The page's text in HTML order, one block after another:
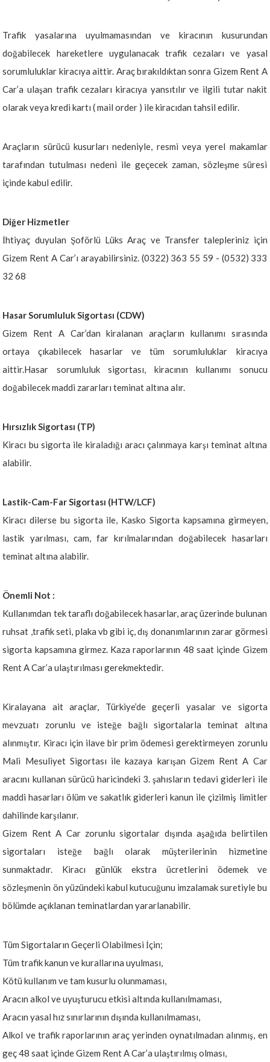
Trafik yasalarına uyulmamasından ve kiracının kusurundan
doğabilecek hareketlere uygulanacak trafik cezaları ve yasal
sorumluluklar kiracıya aittir. Araç bırakıldıktan sonra Gizem Rent A
Car’a ulaşan trafik cezaları kiracıya yansıtılır ve ilgili tutar nakit
olarak veya kredi kartı ( mail order ) ile kiracıdan tahsil edilir.
Araçların sürücü kusurları nedeniyle, resmi veya yerel makamlar
tarafından tutulması nedeni ile geçecek zaman, sözleşme süresi
içinde kabul edilir.
Diğer Hizmetler
İhtiyaç duyulan Şoförlü Lüks Araç ve Transfer talepleriniz için
Gizem Rent A Car’ı arayabilirsiniz. (0322) 363 55 59 - (0532) 333
32 68
Hasar Sorumluluk Sigortası (CDW)
Gizem Rent A Car’dan kiralanan araçların kullanımı sırasında
ortaya çıkabilecek hasarlar ve tüm sorumluluklar kiracıya
aittir.Hasar sorumluluk sigortası, kiracının kullanımı sonucu
doğabilecek maddi zararları teminat altına alır.
Hırsızlık Sigortası (TP)
Kiracı bu sigorta ile kiraladığı aracı çalınmaya karşı teminat altına
alabilir.
Lastik-Cam-Far Sigortası (HTW/LCF)
Kiracı dilerse bu sigorta ile, Kasko Sigorta kapsamına girmeyen,
lastik yarılması, cam, far kırılmalarından doğabilecek hasarları
teminat altına alabilir.
Önemli Not :
Kullanımdan tek taraflı doğabilecek hasarlar, araç üzerinde bulunan
ruhsat ,trafik seti, plaka vb gibi iç, dış donanımlarının zarar görmesi
sigorta kapsamına girmez. Kaza raporlarının 48 saat içinde Gizem
Rent A Car’a ulaştırılması gerekmektedir.
Kiralayana ait araçlar, Türkiye’de geçerli yasalar ve sigorta
mevzuatı zorunlu ve isteğe bağlı sigortalarla teminat altına
alınmıştır. Kiracı için ilave bir prim ödemesi gerektirmeyen zorunlu
Mali Mesuliyet Sigortası ile kazaya karışan Gizem Rent A Car
aracını kullanan sürücü haricindeki 3. şahısların tedavi giderleri ile
maddi hasarları ölüm ve sakatlık giderleri kanun ile çizilmiş limitler
dahilinde karşılanır.
Gizem Rent A Car zorunlu sigortalar dışında aşağıda belirtilen
sigortaları isteğe bağlı olarak müşterilerinin hizmetine
sunmaktadır. Kiracı günlük ekstra ücretlerini ödemek ve
sözleşmenin ön yüzündeki kabul kutucuğunu imzalamak suretiyle bu
bölümde açıklanan teminatlardan yararlanabilir.
Tüm Sigortaların Geçerli Olabilmesi İçin;
Tüm trafik kanun ve kurallarına uyulması,
Kötü kullanım ve tam kusurlu olunmaması,
Aracın alkol ve uyuşturucu etkisi altında kullanılmaması,
Aracın yasal hız sınırlarının dışında kullanılmaması,
Alkol ve trafik raporlarının araç yerinden oynatılmadan alınmış, en
geç 48 saat içinde Gizem Rent A Car’a ulaştırılmış olması,